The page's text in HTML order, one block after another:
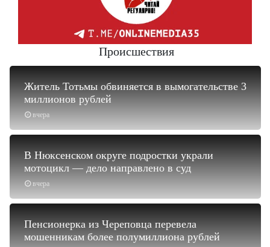
Происшествия
вчера
Житель Тотьмы обвиняется в вымогательстве 3
миллионов рублей
вчера
В Нюксенском округе подростки украли
мотоцикл — дело направлено в суд
Пенсионерка из Череповца перевела
мошенникам более полумиллиона рублей